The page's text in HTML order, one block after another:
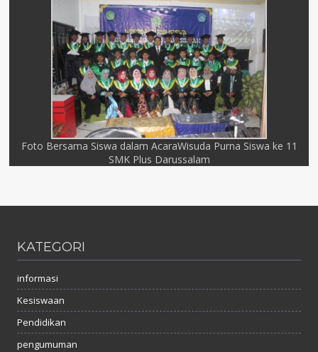
Foto Bersama Siswa dalam AcaraWisuda Purna Siswa ke 11
SMK Plus Darussalam
KATEGORI
informasi
Kesiswaan
Pendidikan
pengumuman